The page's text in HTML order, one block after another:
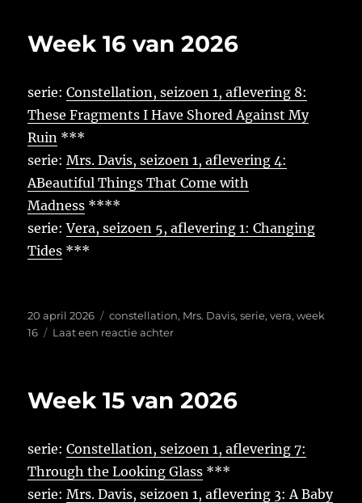
2026
Week 16 van 2026
serie:Constellation, seizoen 1, aflevering 8:
These Fragments I Have Shored Against My
Ruin ***
serie:Mrs. Davis, seizoen 1, aflevering 4:
ABeautiful Things That Come with
Madness ****
serie:Vera, seizoen 5, aflevering 1: Changing
Tides ***
Geplaatst
op
20 april 2026 Tags
constellation, Mrs. Davis,serie,vera,week
16
Laat een reactie achterop
2026
Week 15 van 2026
serie:Constellation, seizoen 1, aflevering 7:
Through the Looking Glass ***
serie:Mrs. Davis, seizoen 1, aflevering 3: A Baby